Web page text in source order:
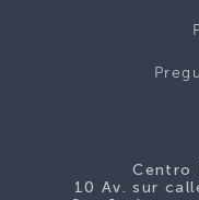
Centro
10 Av. sur